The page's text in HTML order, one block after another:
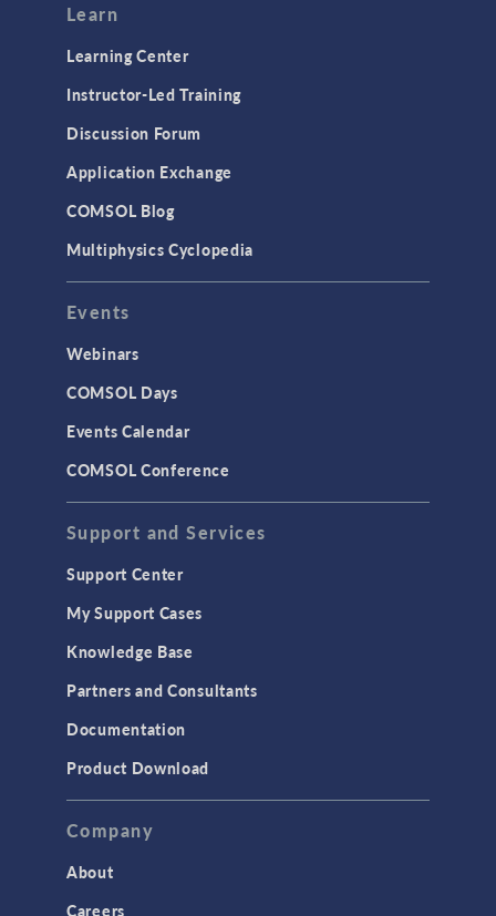
Learn
Learning Center
Instructor-Led Training
Discussion Forum
Application Exchange
COMSOL Blog
Multiphysics Cyclopedia
Events
Webinars
COMSOL Days
Events Calendar
COMSOL Conference
Support and Services
Support Center
My Support Cases
Knowledge Base
Partners and Consultants
Documentation
Product Download
Company
About
Careers